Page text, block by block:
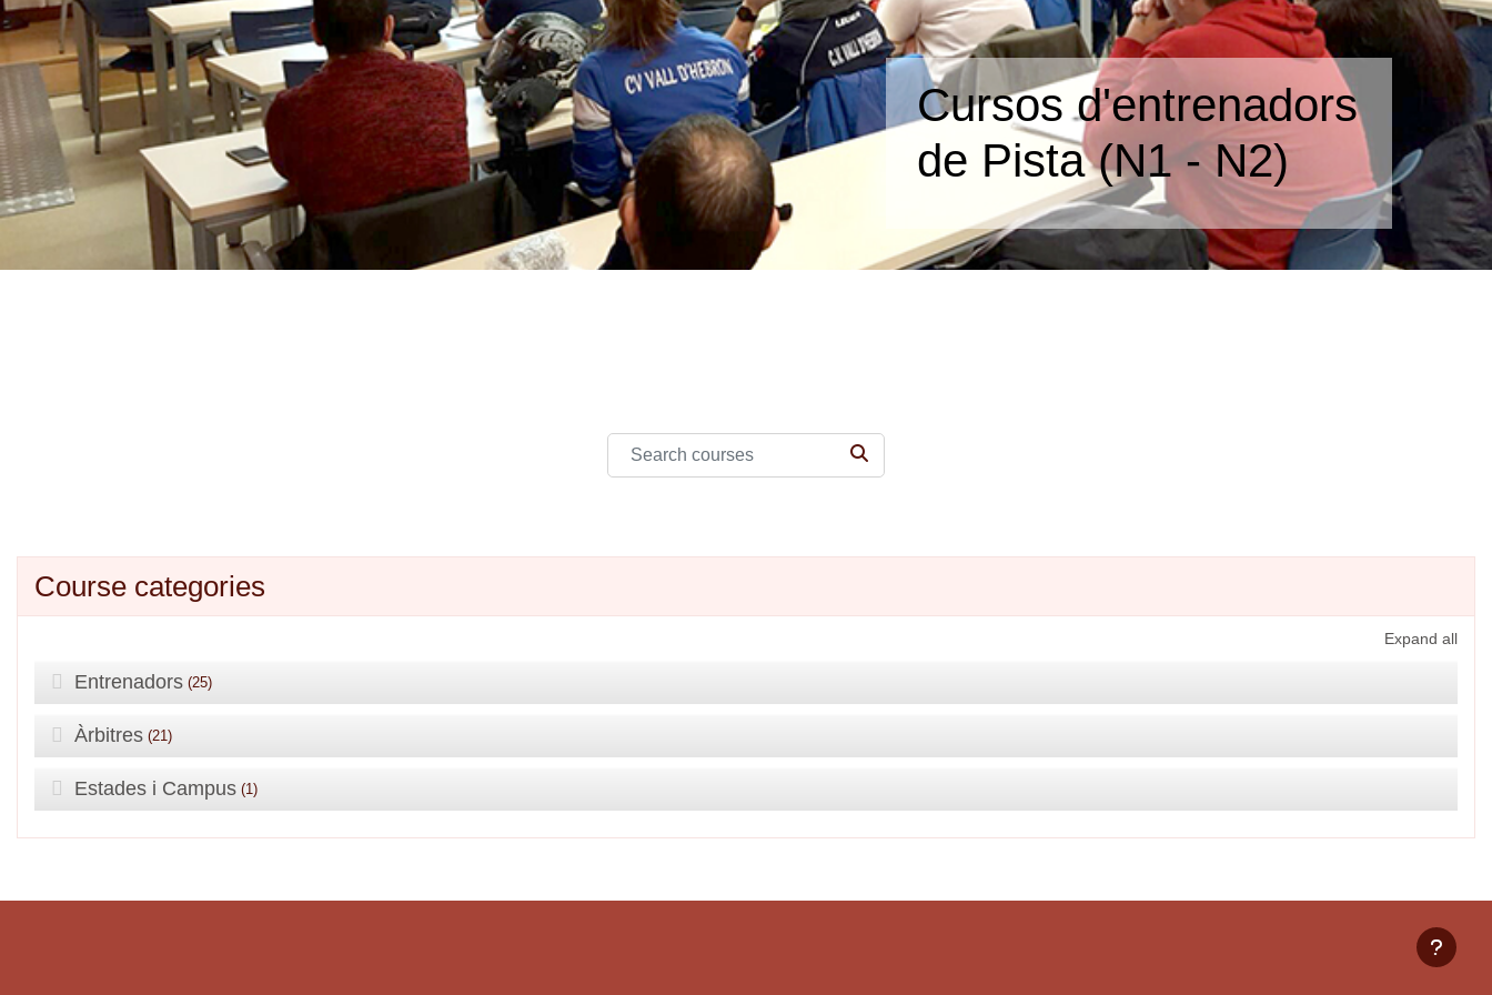
Cursos d'entrenadors
de Pista (N1 - N2)
Search courses SEARCH COURSES
Course categories
Expand all
Entrenadors (25)
Àrbitres (21)
Estades i Campus (1)